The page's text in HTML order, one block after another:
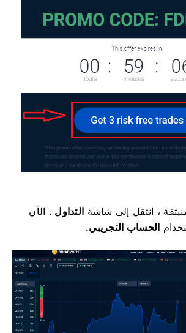
، انتقل إلى شاشة التداول . الآن
الحساب التجريبي.